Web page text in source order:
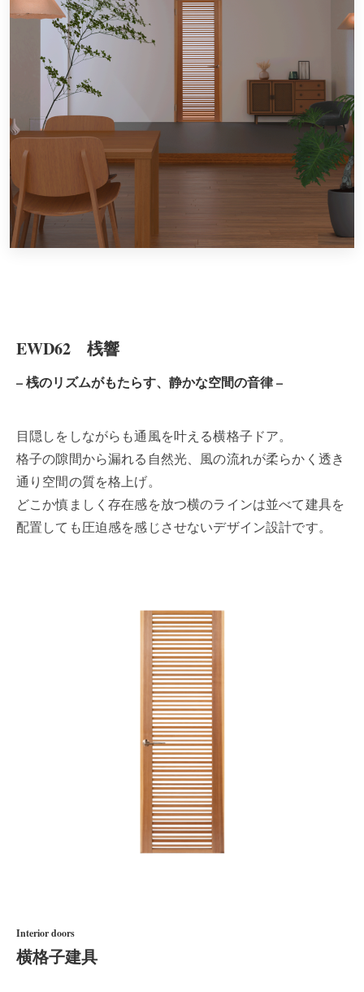
EWD62 桟響
– 桟のリズムがもたらす、静かな空間の音律 –
目隠しをしながらも通風を叶える横格子ドア。
格子の隙間から漏れる自然光、風の流れが柔らかく透き
通り空間の質を格上げ。
どこか慎ましく存在感を放つ横のラインは並べて建具を
配置しても圧迫感を感じさせないデザイン設計です。
Interior doors
横格子建具